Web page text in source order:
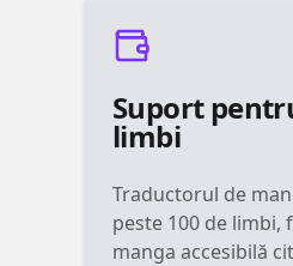
Suport
limbi
Traductorul de
peste 100 de limbi,
manga accesibilă